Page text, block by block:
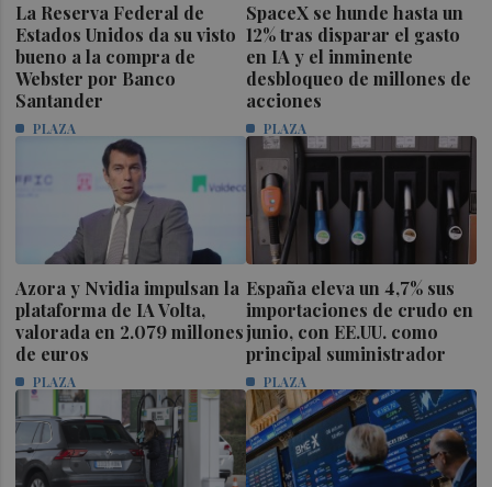
La Reserva Federal de
Estados Unidos da su visto
bueno a la compra de
Webster por Banco
Santander
PLAZA
SpaceX se hunde hasta un
12% tras disparar el gasto
en IA y el inminente
desbloqueo de millones de
acciones
PLAZA
Azora y Nvidia impulsan la
plataforma de IA Volta,
valorada en 2.079 millones
de euros
PLAZA
España eleva un 4,7% sus
importaciones de crudo en
junio, con EE.UU. como
principal suministrador
PLAZA